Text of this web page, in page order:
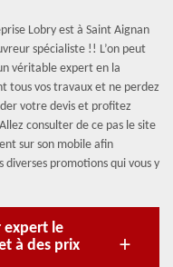
Lobry est à Saint Aignan
spécialiste !! L’on peut
véritable expert en la
tous vos travaux et ne perdez
votre devis et profitez
consulter de ce pas le site
sur son mobile afin
diverses promotions qui vous y
expert le
à des prix